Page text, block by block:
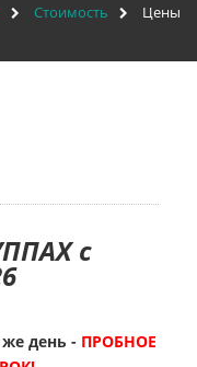
Стоимость Цены
с
день - ПРОБНОЕ